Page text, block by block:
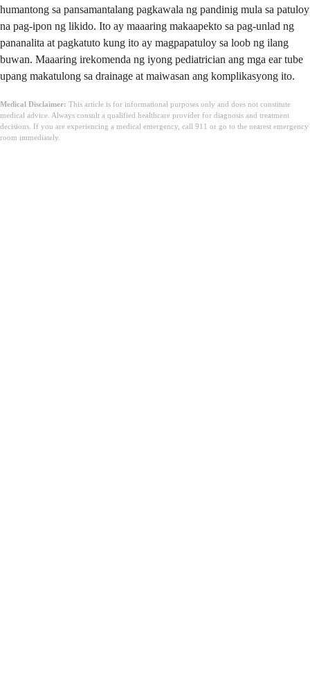
humantong sa pansamantalang pagkawala ng pandinig mula sa patuloy
na pag-ipon ng likido. Ito ay maaaring makaapekto sa pag-unlad ng
pananalita at pagkatuto kung ito ay magpapatuloy sa loob ng ilang
buwan. Maaaring irekomenda ng iyong pediatrician ang mga ear tube
upang makatulong sa drainage at maiwasan ang komplikasyong ito.
Medical Disclaimer: This article is for informational purposes only and does not constitute
medical advice. Always consult a qualified healthcare provider for diagnosis and treatment
decisions. If you are experiencing a medical emergency, call 911 or go to the nearest emergency
room immediately.